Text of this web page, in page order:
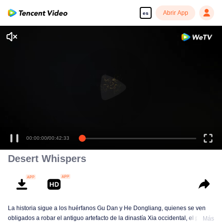
es Abrir App
00:00:00/00:42:33
Desert Whispers
La historia sigue a los huérfanos Gu Dan y He Dongliang, quienes se ven
obligados a robar el antiguo artefacto de la dinastía Xia occidental, el pájaro
Más